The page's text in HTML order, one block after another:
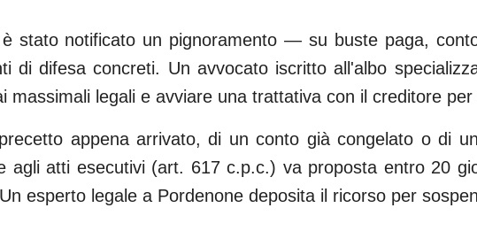
stato notificato un pignoramento — su buste paga,
di difesa concreti. Un avvocato iscritto all'albo
massimali legali e avviare una trattativa con il creditore
appena arrivato, di un conto già congelato o di
agli atti esecutivi (art. 617 c.p.c.) va proposta entro 20
esperto legale a Pordenone deposita il ricorso per